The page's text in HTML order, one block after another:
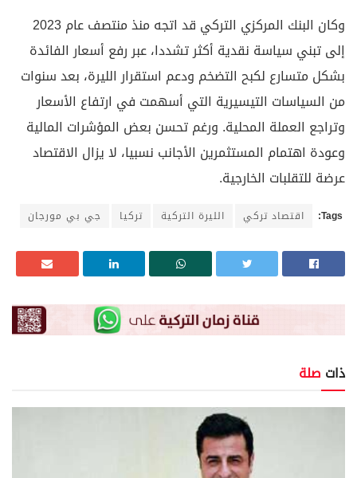
وكان البنك المركزي التركي قد اتجه منذ منتصف عام 2023
إلى تبني سياسة نقدية أكثر تشددا، عبر رفع أسعار الفائدة
بشكل متسارع لكبح التضخم ودعم استقرار الليرة، بعد سنوات
من السياسات التيسيرية التي أسهمت في ارتفاع الأسعار
وتراجع العملة المحلية. ورغم تحسن بعض المؤشرات المالية
وعودة اهتمام المستثمرين الأجانب نسبيا، لا يزال الاقتصاد
عرضة للتقلبات الخارجية.
Tags: اقتصاد تركي الليرة التركية تركيا جي بي مورجان
ذات صلة